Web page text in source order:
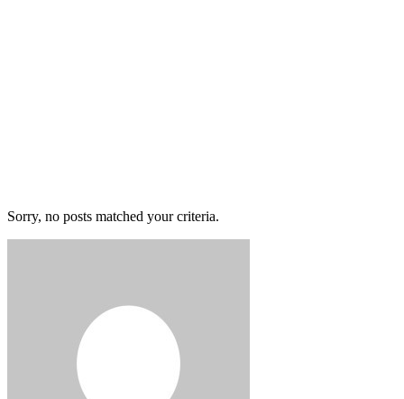
Sorry, no posts matched your criteria.